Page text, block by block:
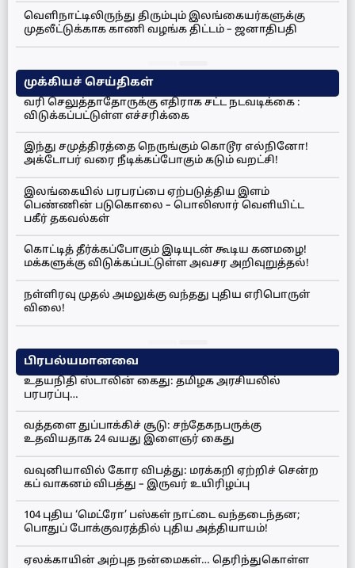
வெளிநாட்டிலிருந்து திரும்பும் இலங்கையர்களுக்கு
முதலீட்டுக்காக காணி வழங்க திட்டம் – ஜனாதிபதி
முக்கியச் செய்திகள்
வரி செலுத்தாதோருக்கு எதிராக சட்ட நடவடிக்கை :
விடுக்கப்பட்டுள்ள எச்சரிக்கை
இந்து சமுத்திரத்தை நெருங்கும் கொடூர எல்நினோ!
அக்டோபர் வரை நீடிக்கப்போகும் கடும் வறட்சி!
இலங்கையில் பரபரப்பை ஏற்படுத்திய இளம்
பெண்ணின் படுகொலை – பொலிஸார் வெளியிட்ட
பகீர் தகவல்கள்
கொட்டித் தீர்க்கப்போகும் இடியுடன் கூடிய கனமழை!
மக்களுக்கு விடுக்கப்பட்டுள்ள அவசர அறிவுறுத்தல்!
நள்ளிரவு முதல் அமலுக்கு வந்தது புதிய எரிபொருள்
விலை!
பிரபல்யமானவை
உதயநிதி ஸ்டாலின் கைது: தமிழக அரசியலில்
பரபரப்பு…
வத்தளை துப்பாக்கிச் சூடு: சந்தேகநபருக்கு
உதவியதாக 24 வயது இளைஞர் கைது
வவுனியாவில் கோர விபத்து: மரக்கறி ஏற்றிச் சென்ற
கப் வாகனம் விபத்து – இருவர் உயிரிழப்பு
104 புதிய ‘மெட்ரோ’ பஸ்கள் நாட்டை வந்தடைந்தன;
பொதுப் போக்குவரத்தில் புதிய அத்தியாயம்!
ஏலக்காயின் அற்புத நன்மைகள்… தெரிந்துகொள்ள